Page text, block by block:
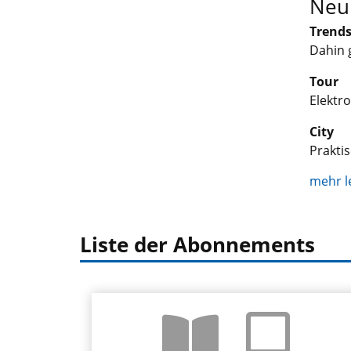
Trends
Dahin
Tour
City
mehr
Liste der Abonnements